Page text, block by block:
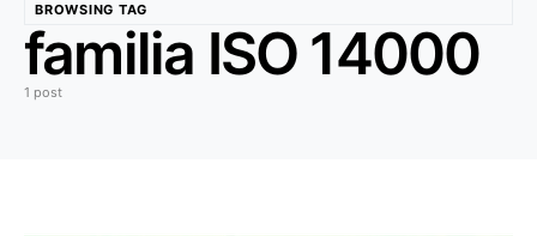
BROWSING TAG
familia ISO 14000
1 post